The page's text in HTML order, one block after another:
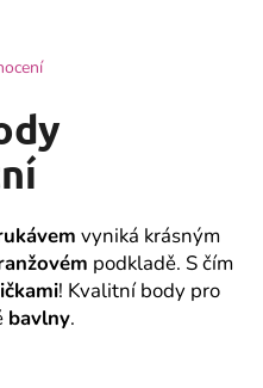
vyniká krásným
podkladě. S čím
! Kvalitní body pro
bavlny.